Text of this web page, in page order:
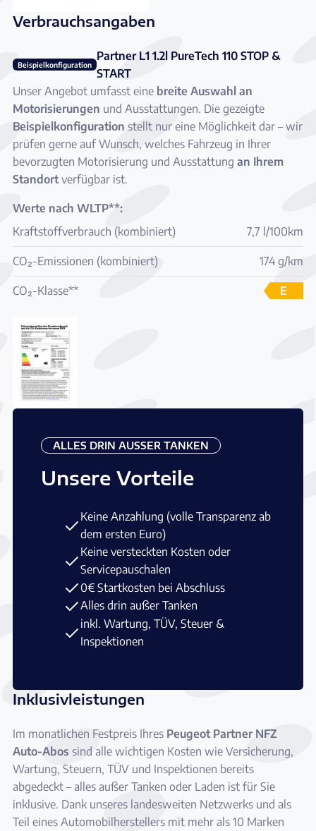
Verbrauchsangaben
Beispielkonfiguration
Partner L1 1.2l PureTech 110 STOP &
START
Unser Angebot umfasst eine breite Auswahl an
Motorisierungen und Ausstattungen. Die gezeigte
Beispielkonfiguration stellt nur eine Möglichkeit dar – wir
prüfen gerne auf Wunsch, welches Fahrzeug in Ihrer
bevorzugten Motorisierung und Ausstattung an Ihrem
Standortverfügbar ist.
Werte nach WLTP**:
Kraftstoffverbrauch (kombiniert)
7,7 l/100km
CO₂-Emissionen (kombiniert) 174 g/km
CO₂-Klasse** E
ALLES DRIN AUSSER TANKEN
Unsere Vorteile
Keine Anzahlung (volle Transparenz ab
dem ersten Euro)
Keine versteckten Kosten oder
Servicepauschalen
0€ Startkosten bei Abschluss
Alles drin außer Tanken
inkl. Wartung, TÜV, Steuer &
Inspektionen
Inklusivleistungen
Im monatlichen Festpreis Ihres Peugeot Partner NFZ
Auto-Abos sind alle wichtigen Kosten wie Versicherung,
Wartung, Steuern, TÜV und Inspektionen bereits
abgedeckt – alles außer Tanken oder Laden ist für Sie
inklusive. Dank unseres landesweiten Netzwerks und als
Teil eines Automobilherstellers mit mehr als 10 Marken